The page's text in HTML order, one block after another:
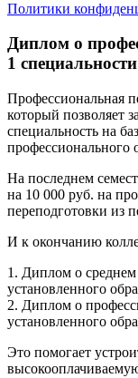
Политики
Диплом о
1
Профессиональная
который позволяет
специальность на
профессионального
На последнем
на 10 000 руб. на
переподготовки из
И к окончанию
1. Диплом о
установленного
2. Диплом о
установленного
Это помогает